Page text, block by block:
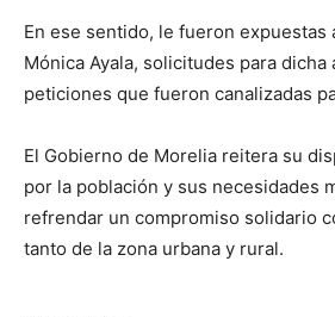
En ese sentido, le fueron expuestas
Mónica Ayala, solicitudes para dicha
peticiones que fueron canalizadas
El Gobierno de Morelia reitera su
por la población y sus necesidades
refrendar un compromiso solidario
tanto de la zona urbana y rural.